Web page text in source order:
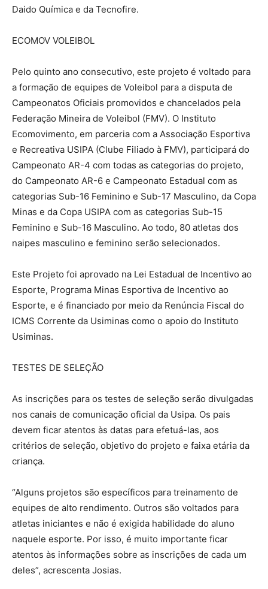
Daido Química e da Tecnofire.
ECOMOV VOLEIBOL
Pelo quinto ano consecutivo, este projeto é voltado para
a formação de equipes de Voleibol para a disputa de
Campeonatos Oficiais promovidos e chancelados pela
Federação Mineira de Voleibol (FMV). O Instituto
Ecomovimento, em parceria com a Associação Esportiva
e Recreativa USIPA (Clube Filiado à FMV), participará do
Campeonato AR-4 com todas as categorias do projeto,
do Campeonato AR-6 e Campeonato Estadual com as
categorias Sub-16 Feminino e Sub-17 Masculino, da Copa
Minas e da Copa USIPA com as categorias Sub-15
Feminino e Sub-16 Masculino. Ao todo, 80 atletas dos
naipes masculino e feminino serão selecionados.
Este Projeto foi aprovado na Lei Estadual de Incentivo ao
Esporte, Programa Minas Esportiva de Incentivo ao
Esporte, e é financiado por meio da Renúncia Fiscal do
ICMS Corrente da Usiminas como o apoio do Instituto
Usiminas.
TESTES DE SELEÇÃO
As inscrições para os testes de seleção serão divulgadas
nos canais de comunicação oficial da Usipa. Os pais
devem ficar atentos às datas para efetuá-las, aos
critérios de seleção, objetivo do projeto e faixa etária da
criança.
“Alguns projetos são específicos para treinamento de
equipes de alto rendimento. Outros são voltados para
atletas iniciantes e não é exigida habilidade do aluno
naquele esporte. Por isso, é muito importante ficar
atentos às informações sobre as inscrições de cada um
deles”, acrescenta Josias.